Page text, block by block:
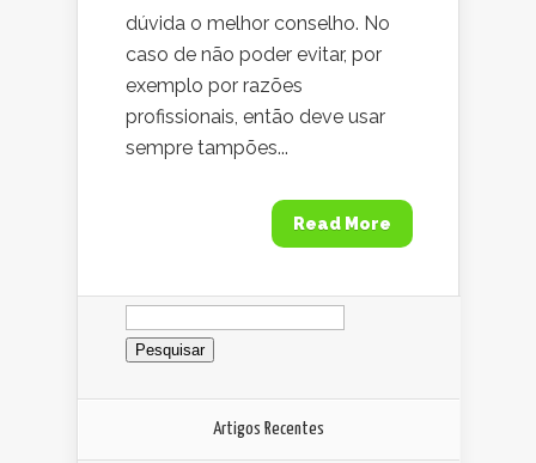
dúvida o melhor conselho. No
caso de não poder evitar, por
exemplo por razões
profissionais, então deve usar
sempre tampões...
Read More
Pesquisar
por:
Artigos Recentes